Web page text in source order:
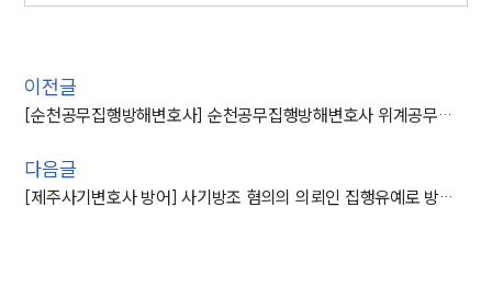
이전글
[순천공무집행방해변호사] 순천공무집행방해변호사 위계공무집행방해 무죄사례
다음글
[제주사기변호사 방어] 사기방조 혐의의 의뢰인 집행유예로 방어한 제주사기변호사